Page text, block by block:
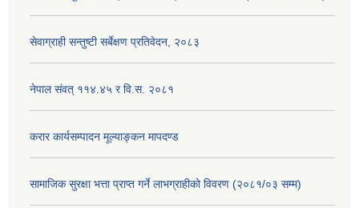
सेवाग्राही सन्तुष्टी सर्बेक्षण प्रतिवेदन, २०८३
नेपाल संवत् ११४.४५ र वि.स. २०८१
करार कार्यसम्पादन मूल्याङ्कन मापदण्ड
सामाजिक सुरक्षा भत्ता प्राप्त गर्ने लाभग्राहीको विवरण (२०८१/०३ सम्म)